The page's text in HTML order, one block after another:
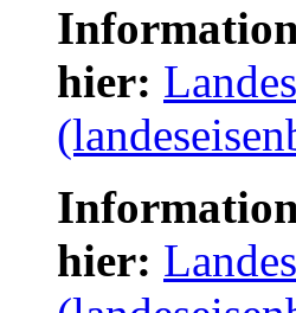
hier:
hier: